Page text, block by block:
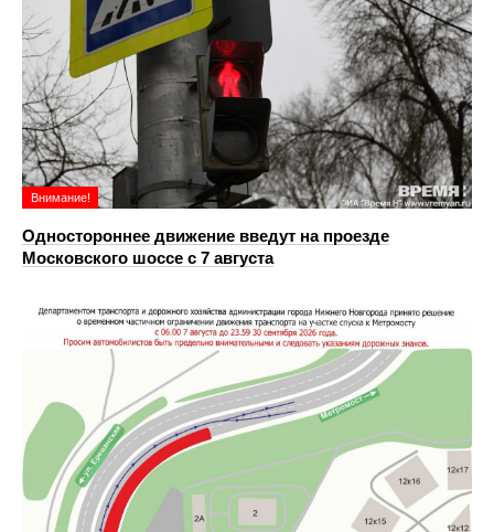
Внимание!
Одностороннее движение введут на проезде
Московского шоссе с 7 августа